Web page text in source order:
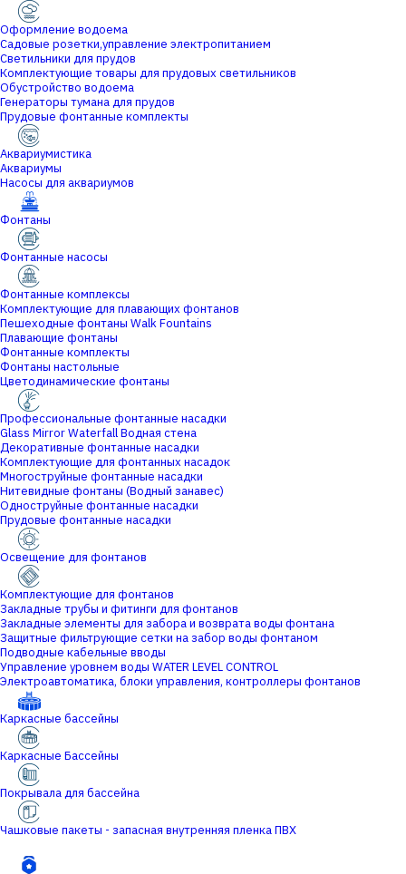
Оформление водоема
Садовые розетки,управление электропитанием
Светильники для прудов
Комплектующие товары для прудовых светильников
Обустройство водоема
Генераторы тумана для прудов
Прудовые фонтанные комплекты
Аквариумистика
Аквариумы
Насосы для аквариумов
Фонтаны
Фонтанные насосы
Фонтанные комплексы
Комплектующие для плавающих фонтанов
Пешеходные фонтаны Walk Fountains
Плавающие фонтаны
Фонтанные комплекты
Фонтаны настольные
Цветодинамические фонтаны
Профессиональные фонтанные насадки
Glass Mirror Waterfall Водная стена
Декоративные фонтанные насадки
Комплектующие для фонтанных насадок
Многоструйные фонтанные насадки
Нитевидные фонтаны (Водный занавес)
Одноструйные фонтанные насадки
Прудовые фонтанные насадки
Освещение для фонтанов
Комплектующие для фонтанов
Закладные трубы и фитинги для фонтанов
Закладные элементы для забора и возврата воды фонтана
Защитные фильтрующие сетки на забор воды фонтаном
Подводные кабельные вводы
Управление уровнем воды WATER LEVEL CONTROL
Электроавтоматика, блоки управления, контроллеры фонтанов
Каркасные бассейны
Каркасные Бассейны
Покрывала для бассейна
Чашковые пакеты - запасная внутренняя пленка ПВХ